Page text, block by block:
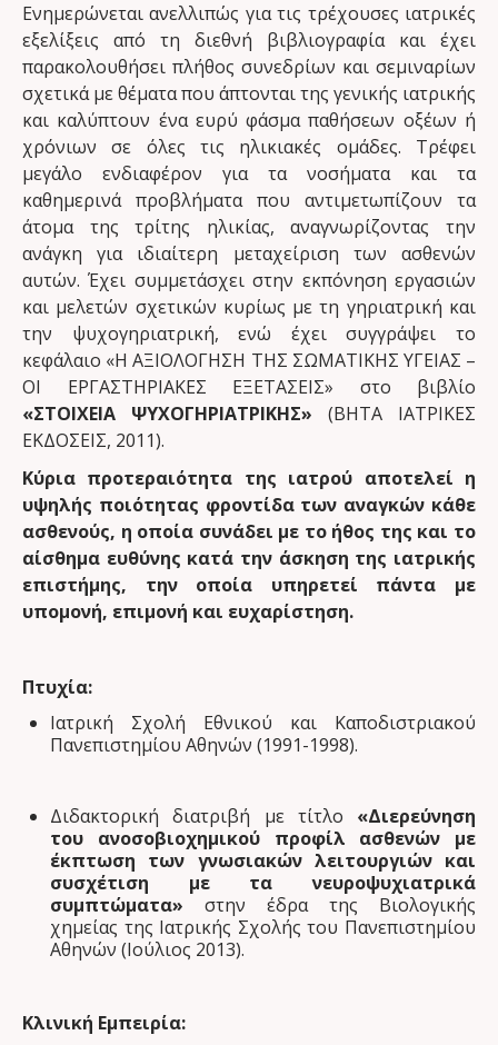
Ενημερώνεται ανελλιπώς για τις τρέχουσες ιατρικές
εξελίξεις από τη διεθνή βιβλιογραφία και έχει
παρακολουθήσει πλήθος συνεδρίων και σεμιναρίων
σχετικά με θέματα που άπτονται της γενικής ιατρικής
και καλύπτουν ένα ευρύ φάσμα παθήσεων οξέων ή
χρόνιων σε όλες τις ηλικιακές ομάδες. Τρέφει
μεγάλο ενδιαφέρον για τα νοσήματα και τα
καθημερινά προβλήματα που αντιμετωπίζουν τα
άτομα της τρίτης ηλικίας, αναγνωρίζοντας την
ανάγκη για ιδιαίτερη μεταχείριση των ασθενών
αυτών. Έχει συμμετάσχει στην εκπόνηση εργασιών
και μελετών σχετικών κυρίως με τη γηριατρική και
την ψυχογηριατρική, ενώ έχει συγγράψει το
κεφάλαιο «Η ΑΞΙΟΛΟΓΗΣΗ ΤΗΣ ΣΩΜΑΤΙΚΗΣ ΥΓΕΙΑΣ –
ΟΙ ΕΡΓΑΣΤΗΡΙΑΚΕΣ ΕΞΕΤΑΣΕΙΣ» στο βιβλίο
«ΣΤΟΙΧΕΙΑ ΨΥΧΟΓΗΡΙΑΤΡΙΚΗΣ» (ΒΗΤΑ ΙΑΤΡΙΚΕΣ
ΕΚΔΟΣΕΙΣ, 2011).
Κύρια προτεραιότητα της ιατρού αποτελεί η
υψηλής ποιότητας φροντίδα των αναγκών κάθε
ασθενούς, η οποία συνάδει με το ήθος της και το
αίσθημα ευθύνης κατά την άσκηση της ιατρικής
επιστήμης, την οποία υπηρετεί πάντα με
υπομονή, επιμονή και ευχαρίστηση.
Πτυχία:
Ιατρική Σχολή Εθνικού και Καποδιστριακού
Πανεπιστημίου Αθηνών (1991-1998).
Διδακτορική διατριβή με τίτλο «Διερεύνηση
του ανοσοβιοχημικού προφίλ ασθενών με
έκπτωση των γνωσιακών λειτουργιών και
συσχέτιση με τα νευροψυχιατρικά
συμπτώματα» στην έδρα της Βιολογικής
χημείας της Ιατρικής Σχολής του Πανεπιστημίου
Αθηνών (Ιούλιος 2013).
Κλινική Εμπειρία: